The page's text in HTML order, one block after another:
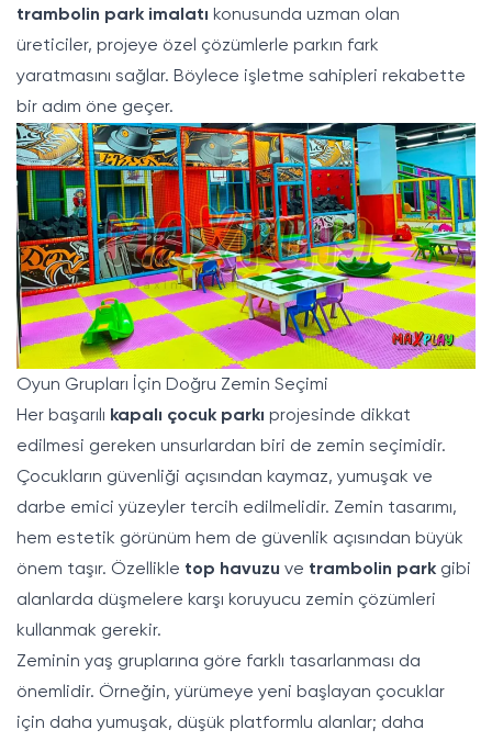
trambolin park imalatı konusunda uzman olan
üreticiler, projeye özel çözümlerle parkın fark
yaratmasını sağlar. Böylece işletme sahipleri rekabette
bir adım öne geçer.
Oyun Grupları İçin Doğru Zemin Seçimi
Her başarılı kapalı çocuk parkı projesinde dikkat
edilmesi gereken unsurlardan biri de zemin seçimidir.
Çocukların güvenliği açısından kaymaz, yumuşak ve
darbe emici yüzeyler tercih edilmelidir. Zemin tasarımı,
hem estetik görünüm hem de güvenlik açısından büyük
önem taşır. Özellikle top havuzu ve trambolin park gibi
alanlarda düşmelere karşı koruyucu zemin çözümleri
kullanmak gerekir.
Zeminin yaş gruplarına göre farklı tasarlanması da
önemlidir. Örneğin, yürümeye yeni başlayan çocuklar
için daha yumuşak, düşük platformlu alanlar; daha